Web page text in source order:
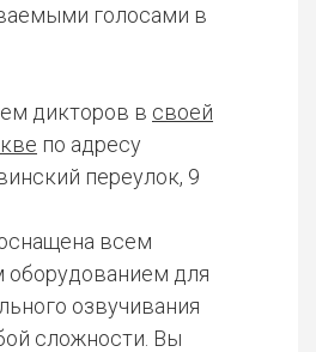
голосами в
дикторов в своей
по адресу
переулок, 9
всем
для
озвучивания
сложности. Вы